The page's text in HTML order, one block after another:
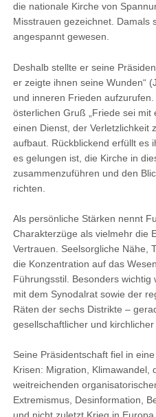
die nationale Kirche von
Misstrauen gezeichnet. Damals
angespannt gewesen.
Deshalb stellte er seine
er zeigte ihnen seine Wunden“
und inneren Frieden
österlichen Gruß „Friede sei mit
einen Dienst, der Verletzlichkeit
aufbaut. Rückblickend erfüllt es
es gelungen ist, die Kirche in
zusammenzuführen und den
richten.
Als persönliche Stärken nennt
Charakterzüge als vielmehr die
Vertrauen. Seelsorgliche Nähe,
die Konzentration auf das
Führungsstil. Besonders
mit dem Synodalrat sowie der
Räten der sechs Distrikte –
gesellschaftlicher und kirchlicher
Seine Präsidentschaft fiel in
Krisen: Migration, Klimawandel,
weitreichenden
Extremismus, Desinformation,